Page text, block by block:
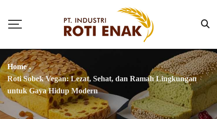
Home .
Roti Sobek Vegan: Lezat, Sehat, dan Ramah Lingkungan
untuk Gaya Hidup Modern